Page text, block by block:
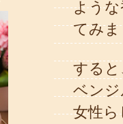
よう
てみ
する
ベン
女性